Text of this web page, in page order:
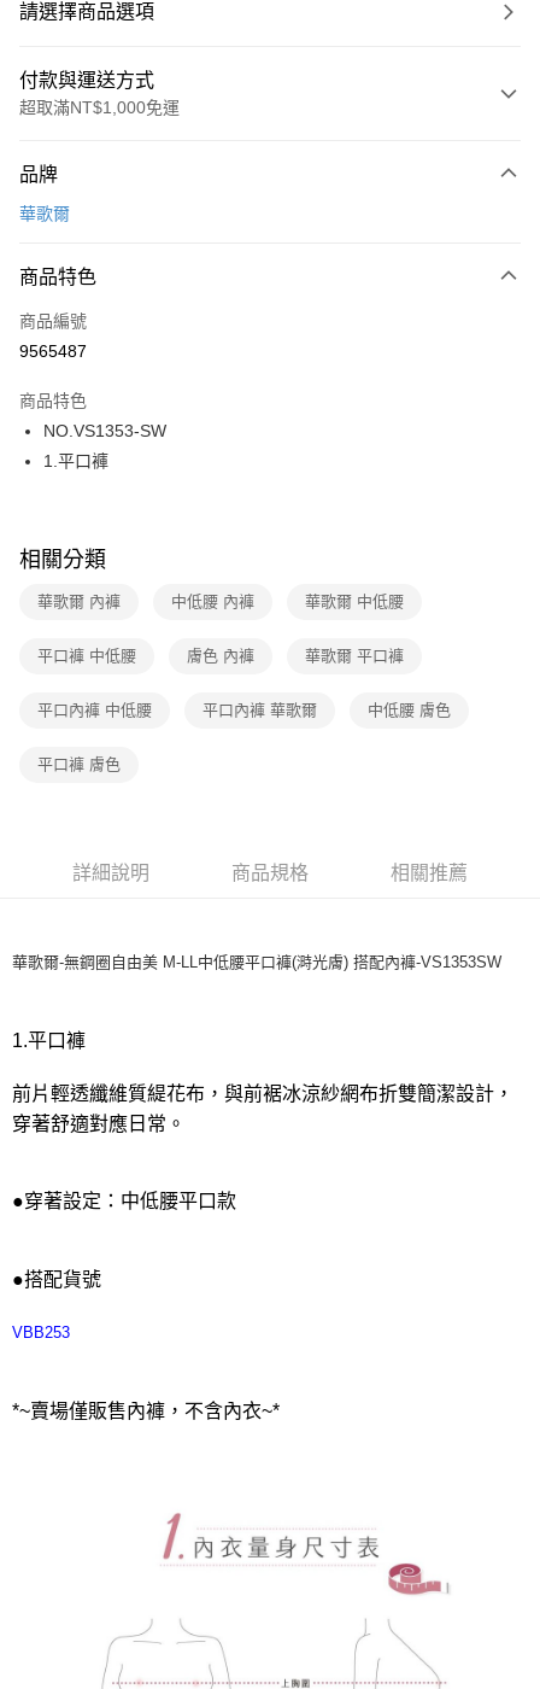
請選擇商品選項
付款與運送方式
超取滿NT$1,000免運
信用卡一次付款
LINE Pay
街口支付
運送方式
全家取貨付款
每筆NT$80，滿NT$1,000(含以上)免運費
每筆NT$80，滿NT$1,000(含以上)免運費
宅配
每筆NT$220
每筆NT$80，滿NT$1,000(含以上)免運費
品牌
華歌爾
商品特色
商品編號
9565487
商品特色
NO.VS1353-SW
1.平口褲
相關分類
華歌爾 內褲 中低腰 內褲 華歌爾 中低腰
平口褲 中低腰 膚色 內褲 華歌爾 平口褲
平口內褲 中低腰 平口內褲 華歌爾 中低腰 膚色
平口褲 膚色
詳細說明 商品規格 相關推薦
華歌爾-無鋼圈自由美 M-LL中低腰平口褲(溡光膚) 搭配內褲-VS1353SW
1.平口褲
前片輕透纖維質緹花布，與前裾冰涼紗網布折雙簡潔設計，
穿著舒適對應日常。
●穿著設定：中低腰平口款
●搭配貨號
VBB253
*~賣場僅販售內褲，不含內衣~*